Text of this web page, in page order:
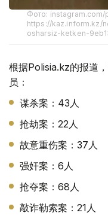
Фото: instagram.com/
https://kaz.inform.kz/
osharsiz-ketken-
根据Polisia.kz的报道
员：
谋杀案：43人
抢劫案：22人
故意重伤案：37人
强奸案：6人
抢夺案：68人
敲诈勒索案：21人